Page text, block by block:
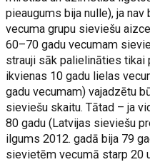
pieaugums bija nulle), ja
vecuma grupu sieviešu
60–70 gadu vecumam
strauji sāk palielināties tikai
ikvienas 10 gadu lielas
gadu vecumam) vajadzētu
sieviešu skaitu. Tātad – ja
80 gadu (Latvijas sieviešu
ilgums 2012. gadā bija 79
sievietēm vecumā starp 20